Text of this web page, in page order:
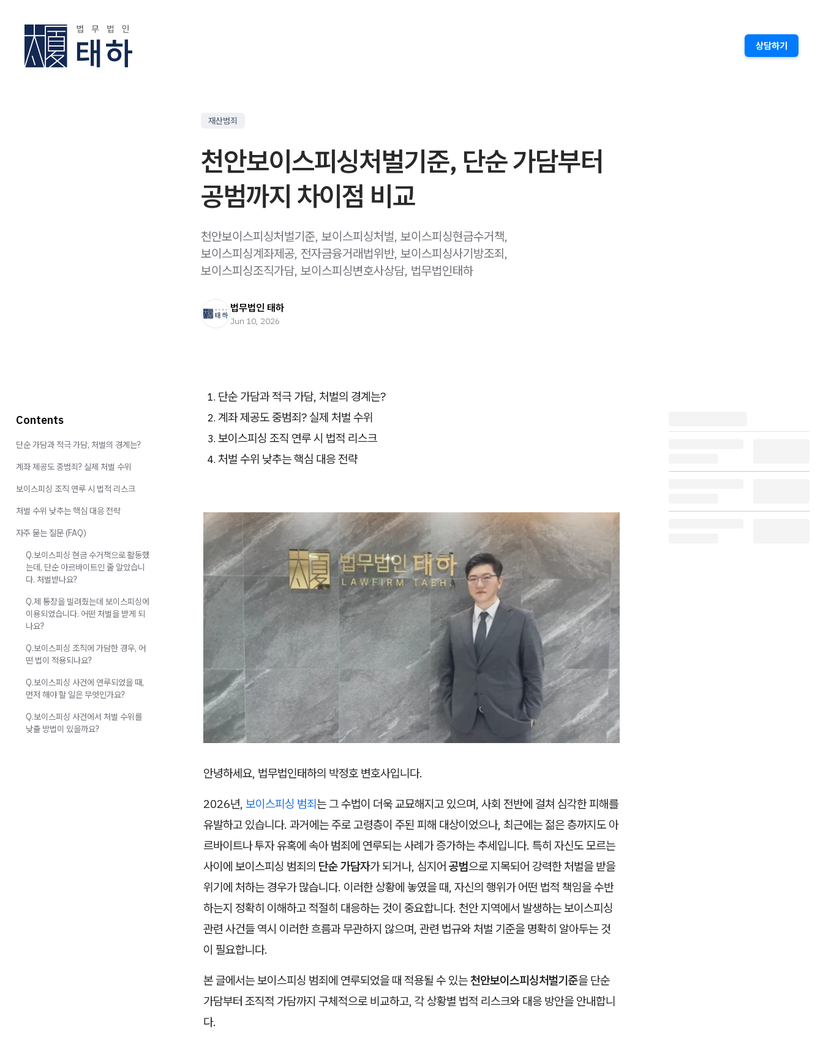
상담하기
재산범죄
천안보이스피싱처벌기준, 단순 가담부터
공범까지 차이점 비교
천안보이스피싱처벌기준, 보이스피싱처벌, 보이스피싱현금수거책,
보이스피싱계좌제공, 전자금융거래법위반, 보이스피싱사기방조죄,
보이스피싱조직가담, 보이스피싱변호사상담, 법무법인태하
법무법인 태하
Jun 10, 2026
단순 가담과 적극 가담, 처벌의 경계는?
계좌 제공도 중범죄? 실제 처벌 수위
보이스피싱 조직 연루 시 법적 리스크
처벌 수위 낮추는 핵심 대응 전략
안녕하세요, 법무법인태하의 박정호 변호사입니다.
2026년, 보이스피싱 범죄는 그 수법이 더욱 교묘해지고 있으며, 사회 전반에 걸쳐 심각한 피해를
유발하고 있습니다. 과거에는 주로 고령층이 주된 피해 대상이었으나, 최근에는 젊은 층까지도 아
르바이트나 투자 유혹에 속아 범죄에 연루되는 사례가 증가하는 추세입니다. 특히 자신도 모르는
사이에 보이스피싱 범죄의 단순 가담자가 되거나, 심지어 공범으로 지목되어 강력한 처벌을 받을
위기에 처하는 경우가 많습니다. 이러한 상황에 놓였을 때, 자신의 행위가 어떤 법적 책임을 수반
하는지 정확히 이해하고 적절히 대응하는 것이 중요합니다. 천안 지역에서 발생하는 보이스피싱
관련 사건들 역시 이러한 흐름과 무관하지 않으며, 관련 법규와 처벌 기준을 명확히 알아두는 것
이 필요합니다.
본 글에서는 보이스피싱 범죄에 연루되었을 때 적용될 수 있는천안보이스피싱처벌기준을 단순
가담부터 조직적 가담까지 구체적으로 비교하고, 각 상황별 법적 리스크와 대응 방안을 안내합니
다.
Contents
단순 가담과 적극 가담, 처벌의 경계는?
계좌 제공도 중범죄? 실제 처벌 수위
보이스피싱 조직 연루 시 법적 리스크
처벌 수위 낮추는 핵심 대응 전략
자주 묻는 질문 (FAQ)
Q.보이스피싱 현금 수거책으로 활동했
는데, 단순 아르바이트인 줄 알았습니
다. 처벌받나요?
Q.제 통장을 빌려줬는데 보이스피싱에
이용되었습니다. 어떤 처벌을 받게 되
나요?
Q.보이스피싱 조직에 가담한 경우, 어
떤 법이 적용되나요?
Q.보이스피싱 사건에 연루되었을 때,
먼저 해야 할 일은 무엇인가요?
Q.보이스피싱 사건에서 처벌 수위를
낮출 방법이 있을까요?